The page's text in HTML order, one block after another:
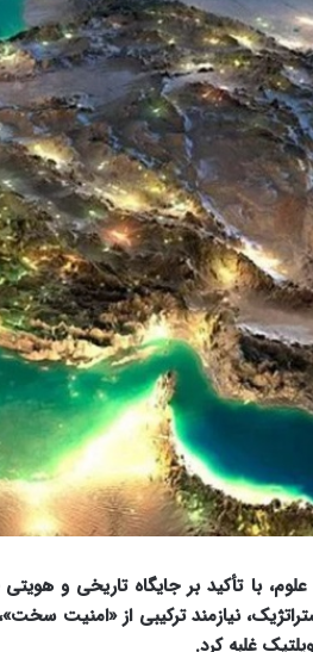
با تأکید بر جایگاه تاریخی و
نیازمند ترکیبی از «امنیت
غلبه کرد.